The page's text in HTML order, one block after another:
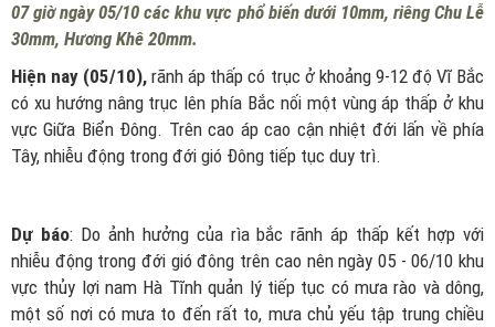
07 giờ ngày 05/10 các khu vực phổ biến dưới 10mm, riêng Chu Lễ
30mm, Hương Khê 20mm.
Hiện nay (05/10), rãnh áp thấp có trục ở khoảng 9-12 độ Vĩ Bắc
có xu hướng nâng trục lên phía Bắc nối một vùng áp thấp ở khu
vực Giữa Biển Đông. Trên cao áp cao cận nhiệt đới lấn về phía
Tây, nhiễu động trong đới gió Đông tiếp tục duy trì.
Dự báo: Do ảnh hưởng của rìa bắc rãnh áp thấp kết hợp với
nhiễu động trong đới gió đông trên cao nên ngày 05 - 06/10 khu
vực thủy lợi nam Hà Tĩnh quản lý tiếp tục có mưa rào và dông,
một số nơi có mưa to đến rất to, mưa chủ yếu tập trung chiều